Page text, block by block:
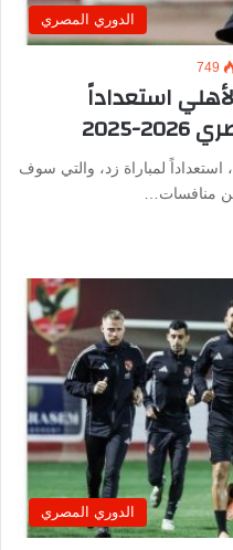
الدوري المصري
749
استعداداً
2025
لمباراة زد، والتي سوف
منافسات…
الدوري المصري